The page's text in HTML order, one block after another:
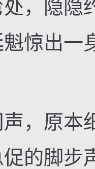
，隐隐
惊出一
原本
的脚步